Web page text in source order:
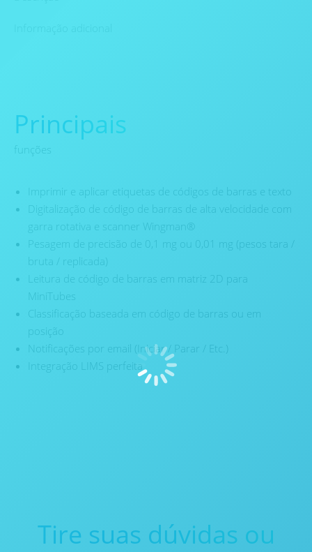
Principais
funções
Imprimir e aplicar etiquetas de códigos de barras e texto
Digitalização de código de barras de alta velocidade com
garra rotativa e scanner Wingman®
Pesagem de precisão de 0,1 mg ou 0,01 mg (pesos tara /
bruta / replicada)
Leitura de código de barras em matriz 2D para
MiniTubes
Classificação baseada em código de barras ou em
posição
Notificações por email (Iniciar / Parar / Etc.)
Integração LIMS perfeita
Tire suas dúvidas ou